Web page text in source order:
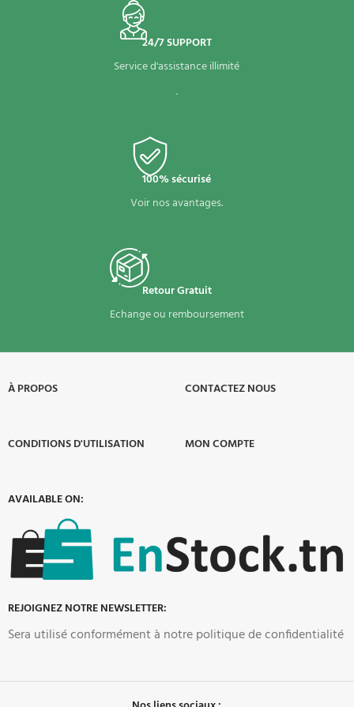
24/7 SUPPORT
Service d'assistance illimité
.
100% sécurisé
Voir nos avantages.
Retour Gratuit
Echange ou remboursement
À PROPOS​
CONDITIONS D'UTILISATION
CONTACTEZ NOUS
MON COMPTE
AVAILABLE ON:
REJOIGNEZ NOTRE NEWSLETTER:
Sera utilisé conformément à notre politique de confidentialité